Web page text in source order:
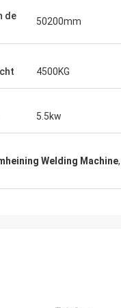
de
50200mm
4500KG
5.5kw
Welding Machine,